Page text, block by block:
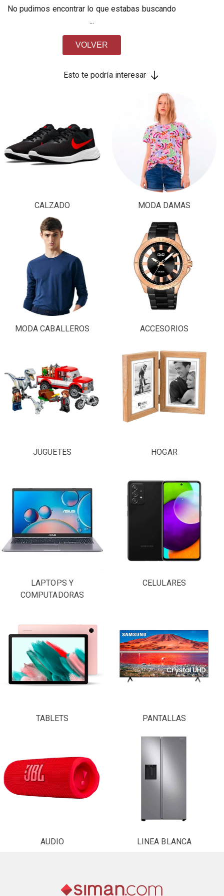
No pudimos encontrar lo que estabas buscando
...
VOLVER
Esto te podría interesar
CALZADO MODA DAMAS
MODA CABALLEROS ACCESORIOS
JUGUETES HOGAR
LAPTOPS Y
COMPUTADORAS
CELULARES
TABLETS PANTALLAS
AUDIO LINEA BLANCA